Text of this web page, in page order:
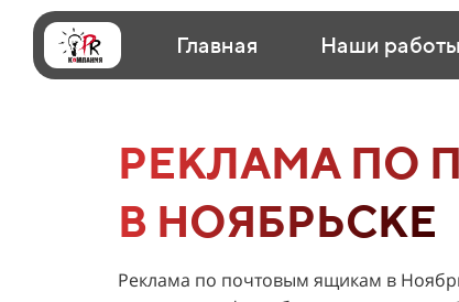
Главная Наши работы
РЕКЛАМА ПО
В НОЯБРЬСКЕ
Реклама по почтовым ящикам в